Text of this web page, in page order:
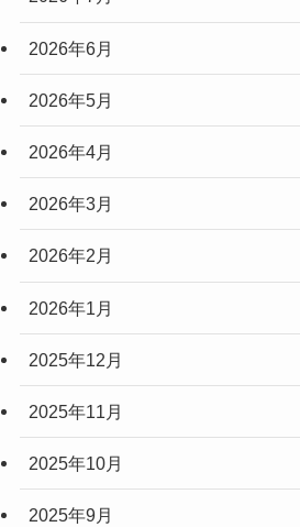
2026年6月
2026年5月
2026年4月
2026年3月
2026年2月
2026年1月
2025年12月
2025年11月
2025年10月
2025年9月